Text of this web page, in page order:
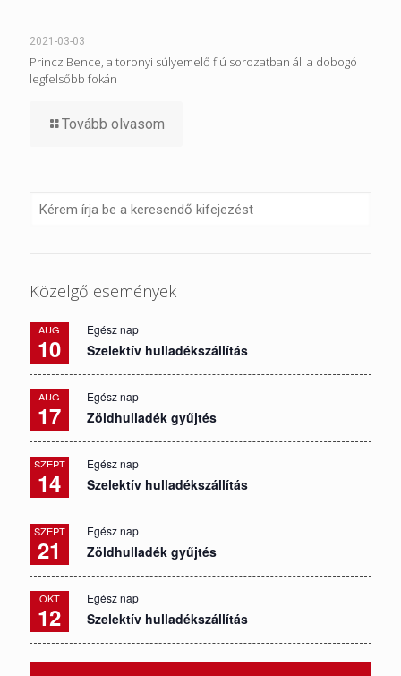
2021-03-03
Princz Bence, a toronyi súlyemelő fiú sorozatban áll a dobogó
legfelsőbb fokán
Tovább olvasom
Közelgő események
AUG
10
Egész nap
Szelektív hulladékszállítás
AUG
17
Egész nap
Zöldhulladék gyűjtés
SZEPT
14
Egész nap
Szelektív hulladékszállítás
SZEPT
21
Egész nap
Zöldhulladék gyűjtés
OKT
12
Egész nap
Szelektív hulladékszállítás